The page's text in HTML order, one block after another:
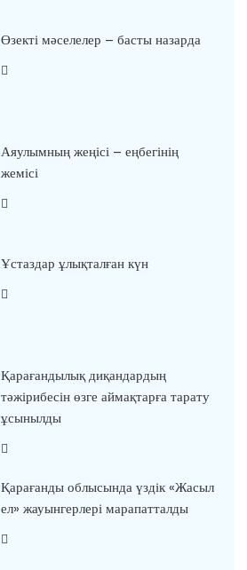
Өзекті мәселелер – басты назарда
Аяулымның жеңісі – еңбегінің
жемісі
Ұстаздар ұлықталған күн
Қарағандылық диқандардың
тәжірибесін өзге аймақтарға тарату
ұсынылды
Қарағанды облысында үздік «Жасыл
ел» жауынгерлері марапатталды